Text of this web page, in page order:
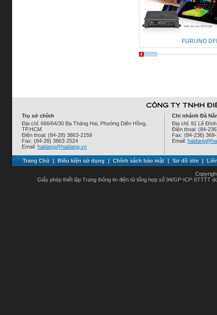
FURUNO
Trụ sở chính
Địa chỉ: 666/64/30 Ba Tháng Hai, Phường Diên Hồng,
TP.HCM
Điện thoại: (84-28) 3863-2159
Fax: (84-28) 3863-2524
Email: haidang@haidang.vn
Chi nhánh Đà
Địa chỉ: 91 Lê
Điện thoại: (84-
Fax: (84-236)
Email:
Trang Chủ | Điều kiện sử dụng | Chính sách bảo mật | Sơ đồ site |
Giấy phép thiết lập Trang thông tin điện tử tổng hợp số 94/GP-ICP-STTTT